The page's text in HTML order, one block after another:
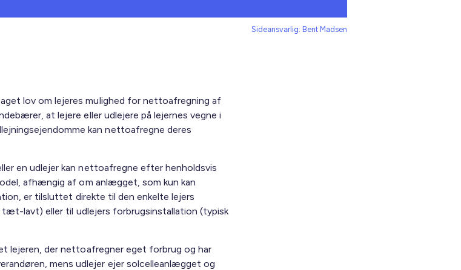
Sideansvarlig: Bent Madsen
lov om lejeres mulighed for nettoafregning af
at lejere eller udlejere på lejernes vegne i
kan nettoafregne deres
en udlejer kan nettoafregne efter henholdsvis
afhængig af om anlægget, som kun kan
er tilsluttet direkte til den enkelte lejers
lavt) eller til udlejers forbrugsinstallation (typisk
lejeren, der nettoafregner eget forbrug og har
mens udlejer ejer solcelleanlægget og